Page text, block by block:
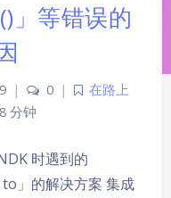
Sans Serif Serif
」等错误的
| 0 |
在路上
8 分钟
时遇到的
」的解决方案 集成